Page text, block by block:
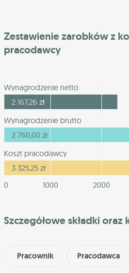
Zestawienie zarobków z
pracodawcy
Wynagrodzenie netto
2 167,26 zł
Wynagrodzenie brutto
2 760,00 zł
Koszt pracodawcy
3 325,25 zł
0
1000 2000
Szczegółowe składki oraz
Pracownik Pracodawca